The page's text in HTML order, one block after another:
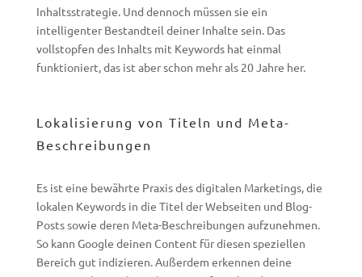
Inhaltsstrategie. Und dennoch müssen sie ein
intelligenter Bestandteil deiner Inhalte sein. Das
vollstopfen des Inhalts mit Keywords hat einmal
funktioniert, das ist aber schon mehr als 20 Jahre her.
Lokalisierung von Titeln und Meta-
Beschreibungen
Es ist eine bewährte Praxis des digitalen Marketings, die
lokalen Keywords in die Titel der Webseiten und Blog-
Posts sowie deren Meta-Beschreibungen aufzunehmen.
So kann Google deinen Content für diesen speziellen
Bereich gut indizieren. Außerdem erkennen deine